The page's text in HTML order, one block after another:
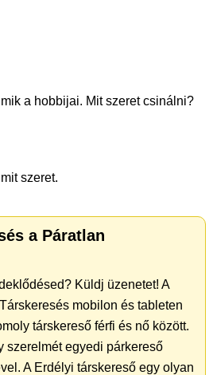
a hobbijai. Mit szeret csinálni?
szeret.
a Páratlan
Küldj üzenetet! A
mobilon és tableten
társkereső férfi és nő között.
szerelmét egyedi párkereső
A Erdélyi társkereső egy olyan